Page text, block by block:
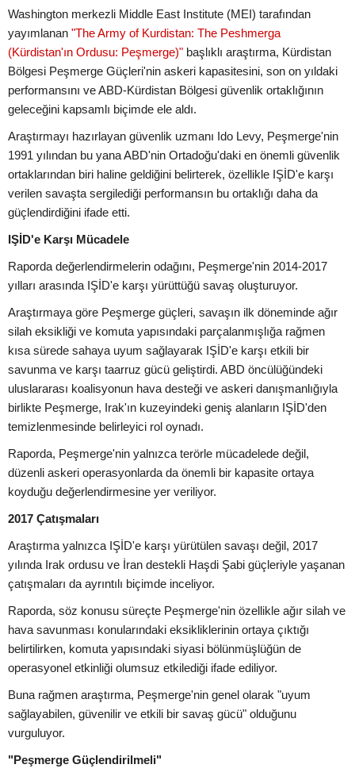
Washington merkezli Middle East Institute (MEI) tarafından
yayımlanan "The Army of Kurdistan: The Peshmerga
(Kürdistan'ın Ordusu: Peşmerge)" başlıklı araştırma, Kürdistan
Bölgesi Peşmerge Güçleri'nin askeri kapasitesini, son on yıldaki
performansını ve ABD-Kürdistan Bölgesi güvenlik ortaklığının
geleceğini kapsamlı biçimde ele aldı.
Araştırmayı hazırlayan güvenlik uzmanı Ido Levy, Peşmerge'nin
1991 yılından bu yana ABD'nin Ortadoğu'daki en önemli güvenlik
ortaklarından biri haline geldiğini belirterek, özellikle IŞİD'e karşı
verilen savaşta sergilediği performansın bu ortaklığı daha da
güçlendirdiğini ifade etti.
IŞİD'e Karşı Mücadele
Raporda değerlendirmelerin odağını, Peşmerge'nin 2014-2017
yılları arasında IŞİD'e karşı yürüttüğü savaş oluşturuyor.
Araştırmaya göre Peşmerge güçleri, savaşın ilk döneminde ağır
silah eksikliği ve komuta yapısındaki parçalanmışlığa rağmen
kısa sürede sahaya uyum sağlayarak IŞİD'e karşı etkili bir
savunma ve karşı taarruz gücü geliştirdi. ABD öncülüğündeki
uluslararası koalisyonun hava desteği ve askeri danışmanlığıyla
birlikte Peşmerge, Irak'ın kuzeyindeki geniş alanların IŞİD'den
temizlenmesinde belirleyici rol oynadı.
Raporda, Peşmerge'nin yalnızca terörle mücadelede değil,
düzenli askeri operasyonlarda da önemli bir kapasite ortaya
koyduğu değerlendirmesine yer veriliyor.
2017 Çatışmaları
Araştırma yalnızca IŞİD'e karşı yürütülen savaşı değil, 2017
yılında Irak ordusu ve İran destekli Haşdi Şabi güçleriyle yaşanan
çatışmaları da ayrıntılı biçimde inceliyor.
Raporda, söz konusu süreçte Peşmerge'nin özellikle ağır silah ve
hava savunması konularındaki eksikliklerinin ortaya çıktığı
belirtilirken, komuta yapısındaki siyasi bölünmüşlüğün de
operasyonel etkinliği olumsuz etkilediği ifade ediliyor.
Buna rağmen araştırma, Peşmerge'nin genel olarak "uyum
sağlayabilen, güvenilir ve etkili bir savaş gücü" olduğunu
vurguluyor.
"Peşmerge Güçlendirilmeli"